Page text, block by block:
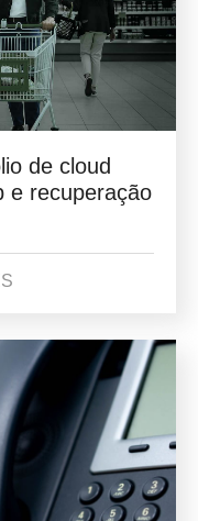
de cloud
e recuperação